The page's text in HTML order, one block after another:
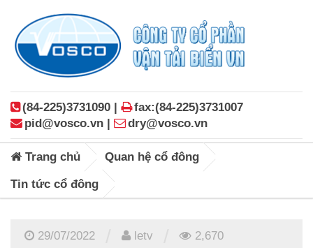
(84-225)3731090 |
fax:(84-225)3731007
pid@vosco.vn |
dry@vosco.vn
Trang chủ Quan hệ cổ đông
Tin tức cổ đông
29/07/2022 letv 2,670